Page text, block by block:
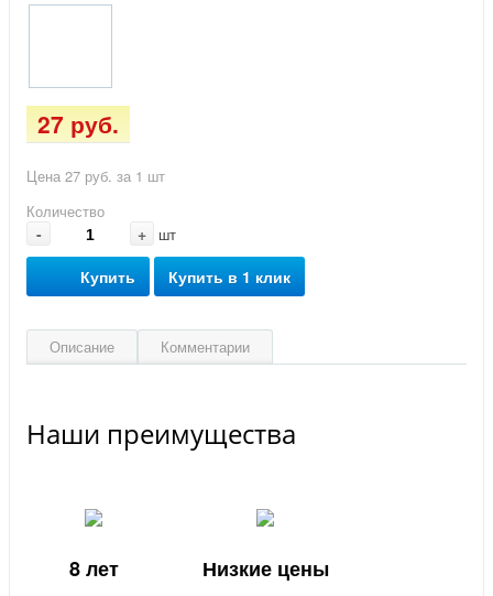
27 руб.
Цена 27 руб. за 1 шт
Количество
- + шт
Купить Купить в 1 клик
Описание Комментарии
Наши преимущества
8 лет Низкие цены